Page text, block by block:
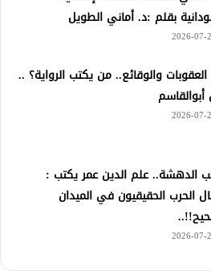
بقلم :د. أماني الطويل
2026-07-
والوقائع.. من يكتب الرواية؟ ..
2026-07-
الدهشة.. علم الدين عمر يكتب :
الحرب الحقيقيون في الميدان
2026-07-